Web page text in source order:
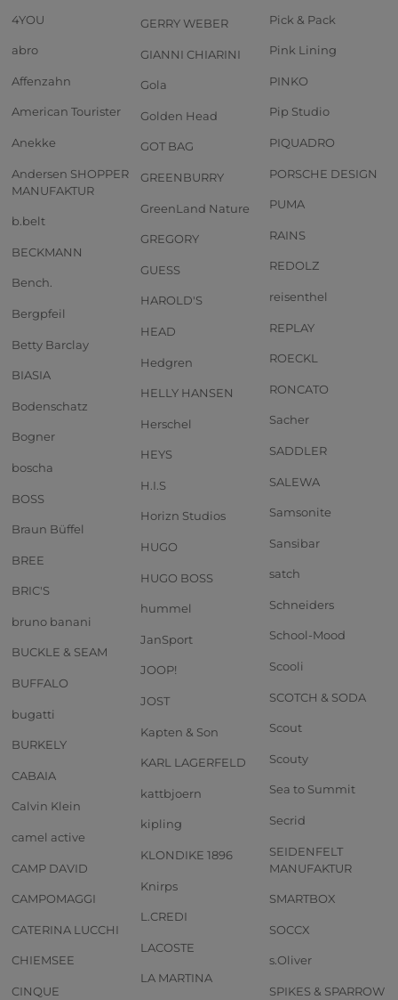
4YOU
abro
Affenzahn
American Tourister
Anekke
Andersen SHOPPER
MANUFAKTUR
b.belt
BECKMANN
Bench.
Bergpfeil
Betty Barclay
BIASIA
Bodenschatz
Bogner
boscha
BOSS
Braun Büffel
BREE
BRIC'S
bruno banani
BUCKLE & SEAM
BUFFALO
bugatti
BURKELY
CABAIA
Calvin Klein
camel active
CAMP DAVID
CAMPOMAGGI
CATERINA LUCCHI
CHIEMSEE
CINQUE
GERRY WEBER
GIANNI CHIARINI
Gola
Golden Head
GOT BAG
GREENBURRY
GreenLand Nature
GREGORY
GUESS
HAROLD'S
HEAD
Hedgren
HELLY HANSEN
Herschel
HEYS
H.I.S
Horizn Studios
HUGO
HUGO BOSS
hummel
JanSport
JOOP!
JOST
Kapten & Son
KARL LAGERFELD
kattbjoern
kipling
KLONDIKE 1896
Knirps
L.CREDI
LACOSTE
LA MARTINA
Pick & Pack
Pink Lining
PINKO
Pip Studio
PIQUADRO
PORSCHE DESIGN
PUMA
RAINS
REDOLZ
reisenthel
REPLAY
ROECKL
RONCATO
Sacher
SADDLER
SALEWA
Samsonite
Sansibar
satch
Schneiders
School-Mood
Scooli
SCOTCH & SODA
Scout
Scouty
Sea to Summit
Secrid
SEIDENFELT
MANUFAKTUR
SMARTBOX
SOCCX
s.Oliver
SPIKES & SPARROW